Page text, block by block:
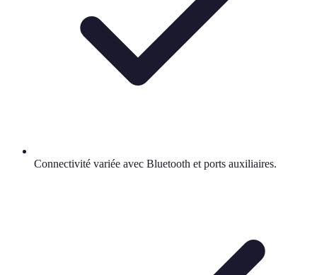
Connectivité variée avec Bluetooth et ports auxiliaires.